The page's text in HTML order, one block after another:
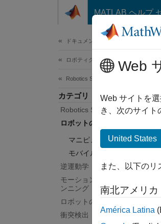
コンテンツへスキップ
MATLAB ヘルプ
ドキュメンテーションのホーム
ロボティクスおよび自律システム
Robotics System Toolbox
カテゴリ
Robotics System Toolbox 入門
ロボットのモデル化
マニピュレーターのモデル化
モバイル ロボットのモデル化
逆運動学
モーション プランニングとパス
ンニング
ロボットのシミュレーション
衝突検出
Web
Web サイトを
き、次のサイト
United States
また、以下のリ
南北アメリカ
América Latina